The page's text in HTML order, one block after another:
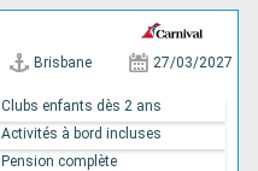
Brisbane 27/03/2027
Clubs enfants dès 2 ans
Activités à bord incluses
Pension complète